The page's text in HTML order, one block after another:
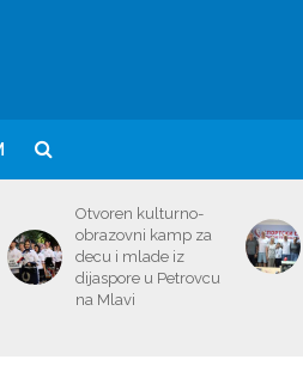
Otvoren kulturno-
obrazovni kamp za
decu i mlade iz
dijaspore u Petrovcu
na Mlavi